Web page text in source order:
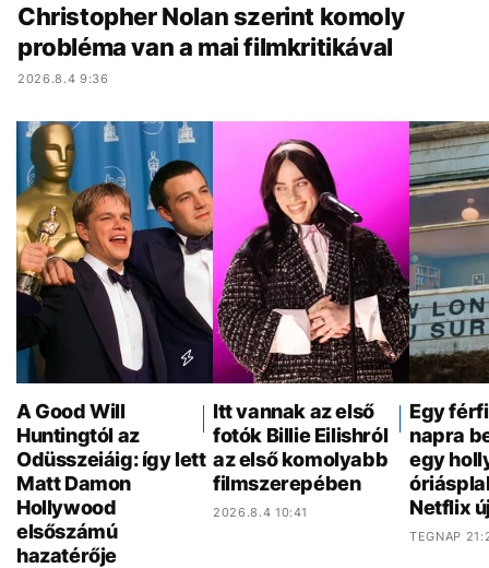
Christopher Nolan szerint komoly
probléma van a mai filmkritikával
2026.8.4 9:36
A Good Will
Huntingtól az
Odüsszeiáig: így lett
Matt Damon
Hollywood
elsőszámú
hazatérője
Itt vannak az első
fotók Billie Eilishról
az első komolyabb
filmszerepében
2026.8.4 10:41
Egy
napra
egy
Netflix
TEGNAP